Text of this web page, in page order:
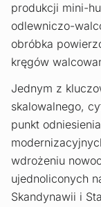
produkcji mini-
odlewniczo-
obróbka
kręgów
Jednym z
skalowalnego,
punkt
wdrożeniu
ujednoliconych
Skandynawii i